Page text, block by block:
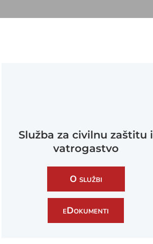
Služba za civilnu zaštitu i
vatrogastvo
O službi
eDokumenti